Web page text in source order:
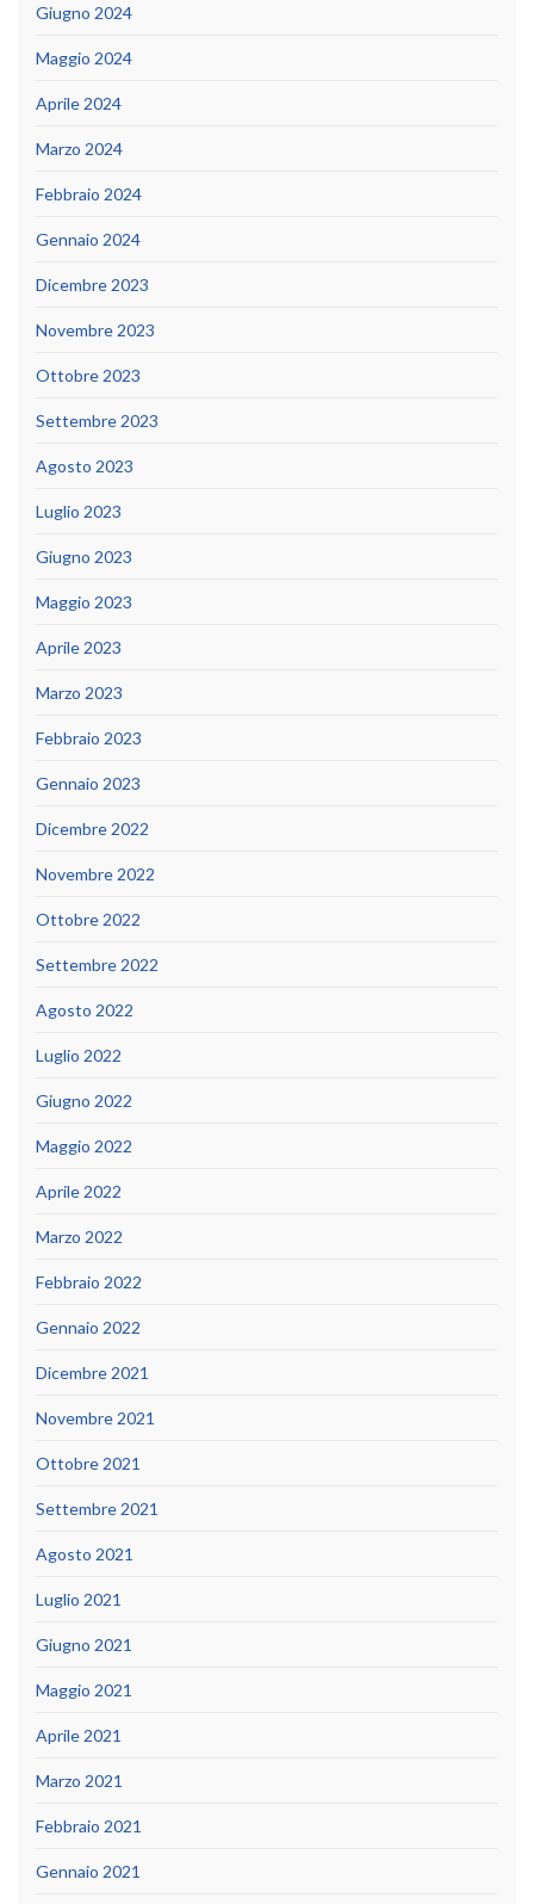
Giugno 2024
Maggio 2024
Aprile 2024
Marzo 2024
Febbraio 2024
Gennaio 2024
Dicembre 2023
Novembre 2023
Ottobre 2023
Settembre 2023
Agosto 2023
Luglio 2023
Giugno 2023
Maggio 2023
Aprile 2023
Marzo 2023
Febbraio 2023
Gennaio 2023
Dicembre 2022
Novembre 2022
Ottobre 2022
Settembre 2022
Agosto 2022
Luglio 2022
Giugno 2022
Maggio 2022
Aprile 2022
Marzo 2022
Febbraio 2022
Gennaio 2022
Dicembre 2021
Novembre 2021
Ottobre 2021
Settembre 2021
Agosto 2021
Luglio 2021
Giugno 2021
Maggio 2021
Aprile 2021
Marzo 2021
Febbraio 2021
Gennaio 2021